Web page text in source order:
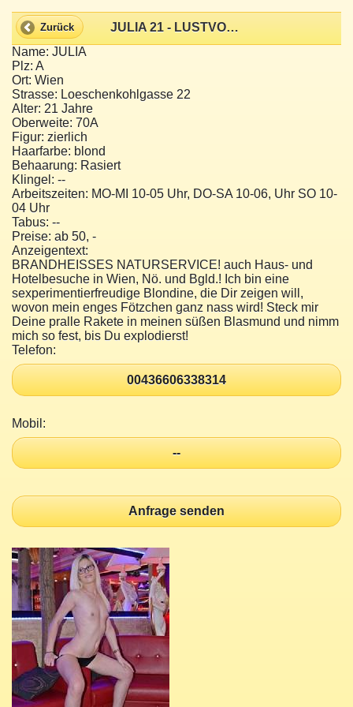
Zurück
JULIA 21 - LUSTVOLLES SCHLECKERMÄULCHEN!
Name: JULIA
Plz: A
Ort: Wien
Strasse: Loeschenkohlgasse 22
Alter: 21 Jahre
Oberweite: 70A
Figur: zierlich
Haarfarbe: blond
Behaarung: Rasiert
Klingel: --
Arbeitszeiten: MO-MI 10-05 Uhr, DO-SA 10-06, Uhr SO 10-
04 Uhr
Tabus: --
Preise: ab 50, -
Anzeigentext:
BRANDHEISSES NATURSERVICE! auch Haus- und
Hotelbesuche in Wien, Nö. und Bgld.! Ich bin eine
sexperimentierfreudige Blondine, die Dir zeigen will,
wovon mein enges Fötzchen ganz nass wird! Steck mir
Deine pralle Rakete in meinen süßen Blasmund und nimm
mich so fest, bis Du explodierst!
Telefon:
00436606338314
Mobil:
--
Anfrage senden